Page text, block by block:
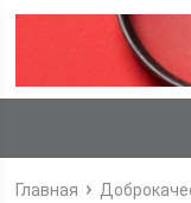
Главная